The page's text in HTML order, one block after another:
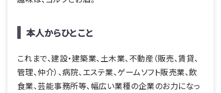
本人からひとこと
これまで、建設・建築業、土木業、不動産（販売、賃貸、
管理、仲介）、病院、エステ業、ゲームソフト販売業、飲
食業、芸能事務所等、幅広い業種の企業のお力になっ